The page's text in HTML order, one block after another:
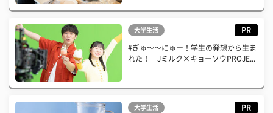
大学生活 PR
#ぎゅ〜〜にゅー！学生の発想から生ま
れた！ Jミルク×キョーソウPROJE...
大学生活 PR